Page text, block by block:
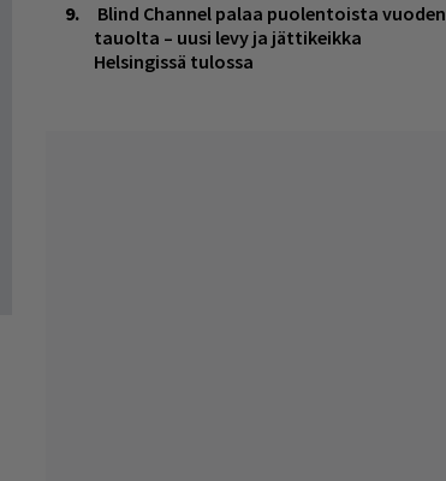
Blind Channel palaa puolentoista vuoden
tauolta – uusi levy ja jättikeikka
Helsingissä tulossa